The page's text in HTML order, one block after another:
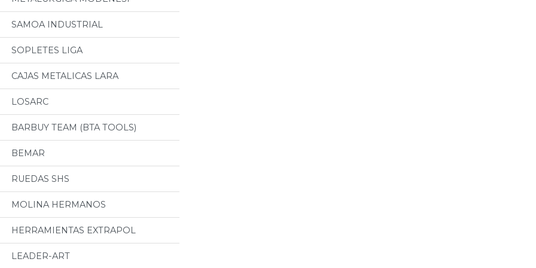
SAMOA INDUSTRIAL
SOPLETES LIGA
CAJAS METALICAS LARA
LOSARC
BARBUY TEAM (BTA TOOLS)
BEMAR
RUEDAS SHS
MOLINA HERMANOS
HERRAMIENTAS EXTRAPOL
LEADER-ART